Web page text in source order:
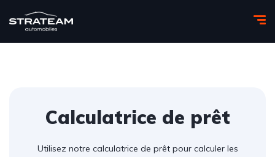
Calculatrice de prêt
Utilisez notre calculatrice de prêt pour calculer les